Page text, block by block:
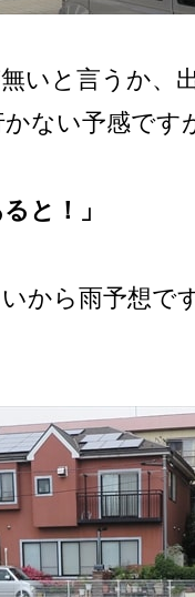
いと言うか、
ない予感です
と！」
から雨予想で